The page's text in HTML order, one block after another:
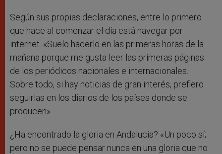
Según sus propias declaraciones, entre lo primero
que hace al comenzar el día está navegar por
internet. «Suelo hacerlo en las primeras horas de la
mañana porque me gusta leer las primeras páginas
de los periódicos nacionales e internacionales.
Sobre todo, si hay noticias de gran interés, prefiero
seguirlas en los diarios de los países donde se
producen».
¿Ha encontrado la gloria en Andalucía? «Un poco sí;
pero no se puede pensar nunca en una gloria que no